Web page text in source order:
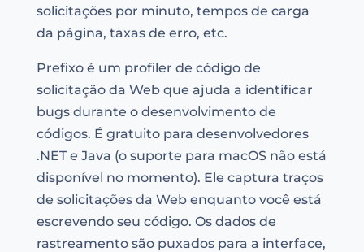
solicitações por minuto, tempos de carga
da página, taxas de erro, etc.
Prefixo é um profiler de código de
solicitação da Web que ajuda a identificar
bugs durante o desenvolvimento de
códigos. É gratuito para desenvolvedores
.NET e Java (o suporte para macOS não está
disponível no momento). Ele captura traços
de solicitações da Web enquanto você está
escrevendo seu código. Os dados de
rastreamento são puxados para a interface,